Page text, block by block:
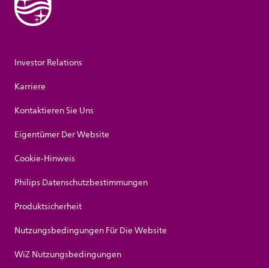
Investor Relations
Karriere
Kontaktieren Sie Uns
Eigentümer Der Website
Cookie-Hinweis
Philips Datenschutzbestimmungen
Produktsicherheit
Nutzungsbedingungen Für Die Website
WiZ Nutzungsbedingungen